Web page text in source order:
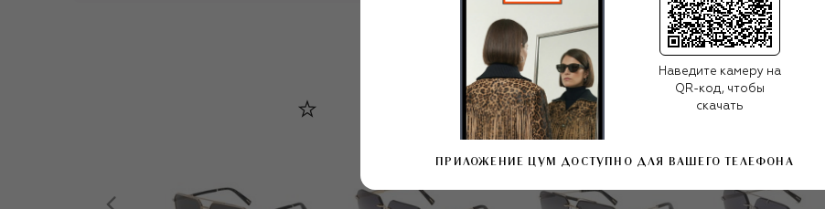
ПОХОЖИЕ МОДЕЛИ
Наведите камеру на
QR-код, чтобы
скачать
ПРИЛОЖЕНИЕ ЦУМ ДОСТУПНО ДЛЯ ВАШЕГО ТЕЛЕФОНА